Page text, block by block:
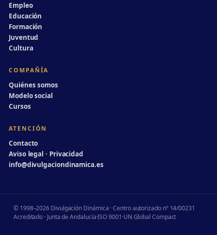
Empleo
Educación
Formación
Juventud
Cultura
COMPAÑÍA
Quiénes somos
Modelo social
Cursos
ATENCIÓN
Contacto
Aviso legal · Privacidad
info@divulgaciondinamica.es
© 1998–2026 Divulgación Dinámica · Centro autorizado nº 14/00231
Acreditado · Junta de Andalucía·ISO 9001·UN Global Compact